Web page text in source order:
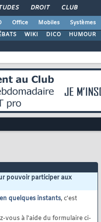
DROIT CLUB
Office Mobiles
Systèmes
WIKI DICO HUMOUR
pouvoir participer aux
quelques instants, c'est
vous à l'aide du formulaire ci-